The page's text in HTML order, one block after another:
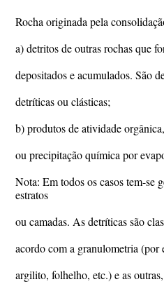
Rocha originada pela
a) detritos de outras rochas que
depositados e acumulados. São
detríticas ou clásticas;
b) produtos de atividade
ou precipitação química por
Nota: Em todos os casos tem-se
estratos
ou camadas. As detríticas são
acordo com a granulometria (por
argilito, folhelho, etc.) e as